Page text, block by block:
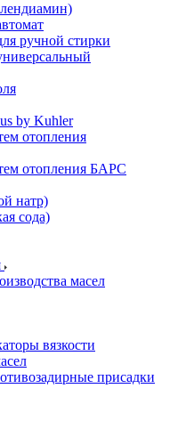
ручной стирки
by Kuhler
отопления
отопления БАРС
натр)
сода)
масел
вязкости
присадки